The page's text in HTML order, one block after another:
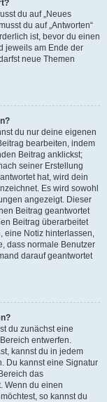
du auf „Neues
du auf „Antworten“
ist, bevor du einen
jeweils am Ende der
neue Themen
du nur deine eigenen
bearbeiten, indem
Beitrag anklickst;
seiner Erstellung
hat, wird dein
Es wird sowohl
angezeigt. Dieser
Beitrag geantwortet
Beitrag überarbeitet
eine Notiz hinterlassen,
dass normale Benutzer
darauf geantwortet
du zunächst eine
entwerfen.
kannst du in jedem
Du kannst eine Signatur
das
Wenn du einen
so kannst du